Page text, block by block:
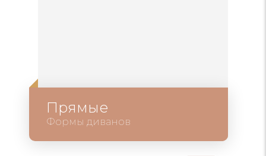
Прямые
Формы диванов